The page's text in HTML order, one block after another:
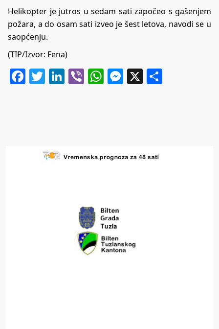
Helikopter je jutros u sedam sati započeo s gašenjem
požara, a do osam sati izveo je šest letova, navodi se u
saopćenju.
(TIP/Izvor: Fena)
Facebook
Twitter
LinkedIn
ViberWhatsApp
Messenger
X